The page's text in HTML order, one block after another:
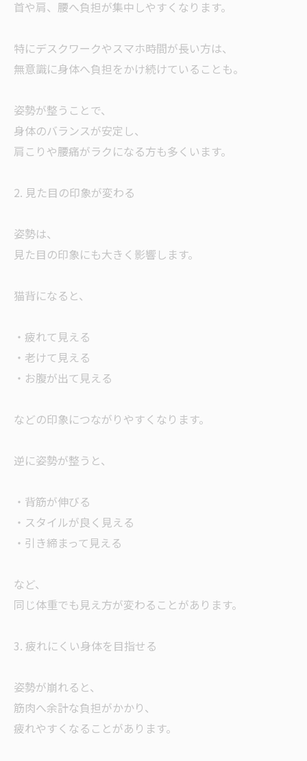
首や肩、腰へ負担が集中しやすくなります。
特にデスクワークやスマホ時間が長い方は、
無意識に身体へ負担をかけ続けていることも。
姿勢が整うことで、
身体のバランスが安定し、
肩こりや腰痛がラクになる方も多くいます。
2. 見た目の印象が変わる
姿勢は、
見た目の印象にも大きく影響します。
猫背になると、
・疲れて見える
・老けて見える
・お腹が出て見える
などの印象につながりやすくなります。
逆に姿勢が整うと、
・背筋が伸びる
・スタイルが良く見える
・引き締まって見える
など、
同じ体重でも見え方が変わることがあります。
3. 疲れにくい身体を目指せる
姿勢が崩れると、
筋肉へ余計な負担がかかり、
疲れやすくなることがあります。